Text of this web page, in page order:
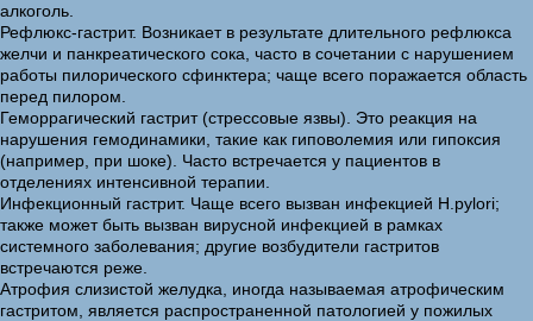
алкоголь.
Рефлюкс-гастрит. Возникает в результате длительного рефлюкса
желчи и панкреатического сока, часто в сочетании с нарушением
работы пилорического сфинктера; чаще всего поражается область
перед пилором.
Геморрагический гастрит (стрессовые язвы). Это реакция на
нарушения гемодинамики, такие как гиповолемия или гипоксия
(например, при шоке). Часто встречается у пациентов в
отделениях интенсивной терапии.
Инфекционный гастрит. Чаще всего вызван инфекцией H.pylori;
также может быть вызван вирусной инфекцией в рамках
системного заболевания; другие возбудители гастритов
встречаются реже.
Атрофия слизистой желудка, иногда называемая атрофическим
гастритом, является распространенной патологией у пожилых